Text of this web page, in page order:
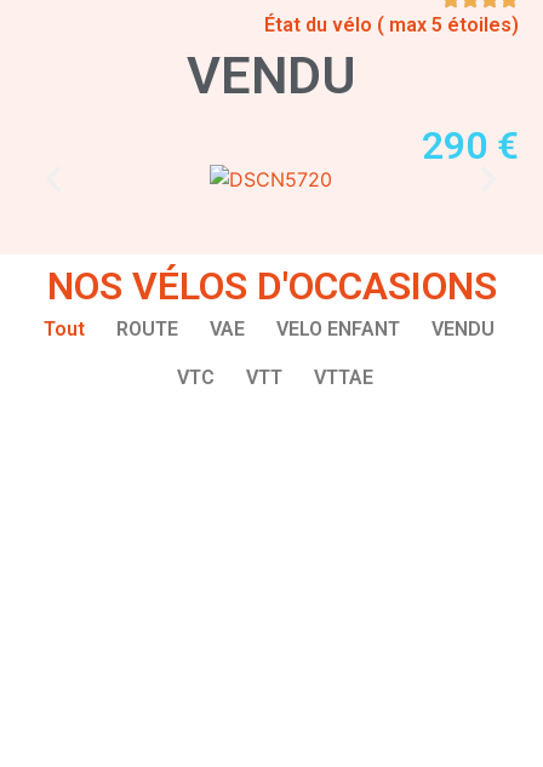
État du vélo ( max 5 étoiles)
VENDU
290 €
NOS VÉLOS D'OCCASIONS
Tout ROUTE VAE VELO ENFANT VENDU
VTC VTT VTTAE